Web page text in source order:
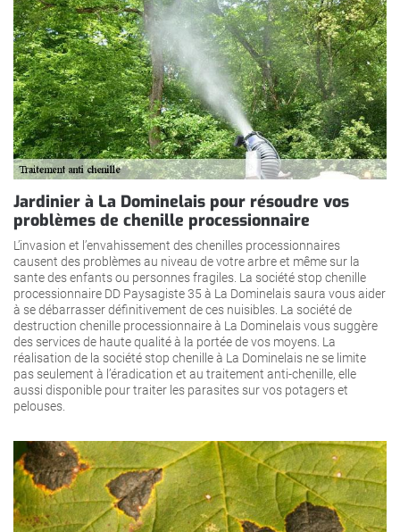
Jardinier à La Dominelais pour résoudre vos
problèmes de chenille processionnaire
L’invasion et l’envahissement des chenilles processionnaires
causent des problèmes au niveau de votre arbre et même sur la
sante des enfants ou personnes fragiles. La société stop chenille
processionnaire DD Paysagiste 35 à La Dominelais saura vous aider
à se débarrasser définitivement de ces nuisibles. La société de
destruction chenille processionnaire à La Dominelais vous suggère
des services de haute qualité à la portée de vos moyens. La
réalisation de la société stop chenille à La Dominelais ne se limite
pas seulement à l’éradication et au traitement anti-chenille, elle
aussi disponible pour traiter les parasites sur vos potagers et
pelouses.